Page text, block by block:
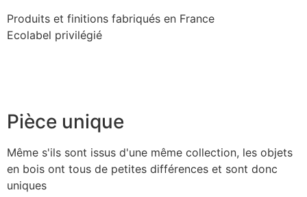
Produits et finitions fabriqués en France
Ecolabel privilégié
Pièce unique
Même s'ils sont issus d'une même collection, les objets
en bois ont tous de petites différences et sont donc
uniques